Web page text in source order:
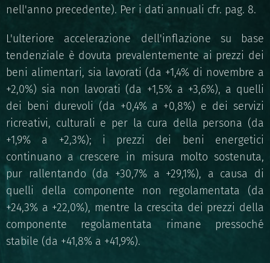
nell'anno precedente). Per i dati annuali cfr. pag. 8.
L'ulteriore accelerazione dell'inflazione su base
tendenziale è dovuta prevalentemente ai prezzi dei
beni alimentari, sia lavorati (da +1,4% di novembre a
+2,0%) sia non lavorati (da +1,5% a +3,6%), a quelli
dei beni durevoli (da +0,4% a +0,8%) e dei servizi
ricreativi, culturali e per la cura della persona (da
+1,9% a +2,3%); i prezzi dei beni energetici
continuano a crescere in misura molto sostenuta,
pur rallentando (da +30,7% a +29,1%), a causa di
quelli della componente non regolamentata (da
+24,3% a +22,0%), mentre la crescita dei prezzi della
componente regolamentata rimane pressoché
stabile (da +41,8% a +41,9%).